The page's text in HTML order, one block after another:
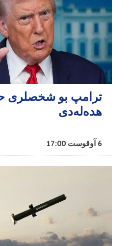
ترامپ بو شخصلری
هده‌له‌دی
6 آوقوست 17:00